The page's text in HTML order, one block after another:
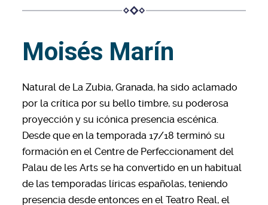
Moisés Marín
Natural de La Zubia, Granada, ha sido aclamado
por la crítica por su bello timbre, su poderosa
proyección y su icónica presencia escénica.
Desde que en la temporada 17/18 terminó su
formación en el Centre de Perfeccionament del
Palau de les Arts se ha convertido en un habitual
de las temporadas líricas españolas, teniendo
presencia desde entonces en el Teatro Real, el